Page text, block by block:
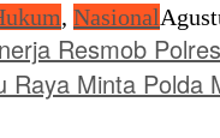
, Nasional
Resmob
Raya Minta Polda